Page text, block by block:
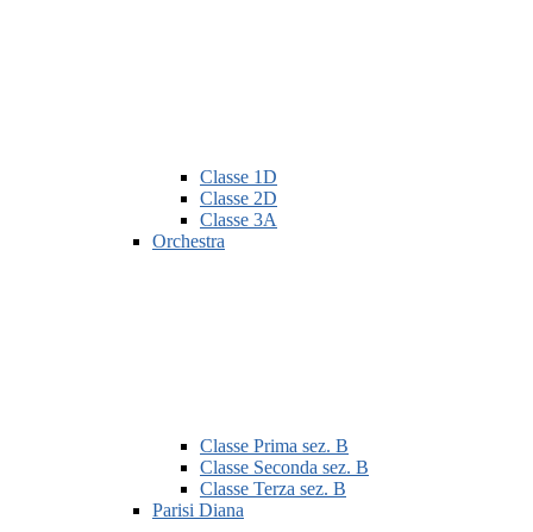
Classe 1D
Classe 2D
Classe 3A
Orchestra
Classe Prima sez. B
Classe Seconda sez. B
Classe Terza sez. B
Parisi Diana